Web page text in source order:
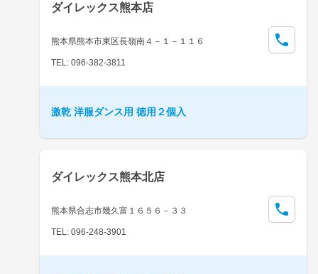
ダイレックス熊本店
熊本県熊本市東区長嶺南４－１－１１６
TEL: 096-382-3811
激乾 洋服ダンス用 徳用２個入
ダイレックス熊本北店
熊本県合志市幾久富１６５６－３３
TEL: 096-248-3901